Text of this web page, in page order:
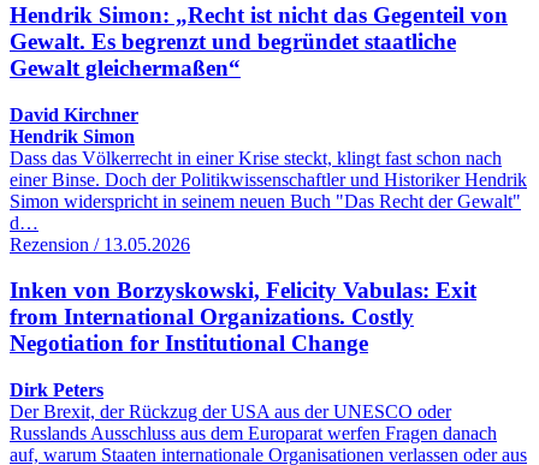
Hendrik Simon: „Recht ist nicht das Gegenteil von
Gewalt. Es begrenzt und begründet staatliche
Gewalt gleichermaßen“
David Kirchner
Hendrik Simon
Dass das Völkerrecht in einer Krise steckt, klingt fast schon nach
einer Binse. Doch der Politikwissenschaftler und Historiker Hendrik
Simon widerspricht in seinem neuen Buch "Das Recht der Gewalt"
d…
Rezension / 13.05.2026
Inken von Borzyskowski, Felicity Vabulas: Exit
from International Organizations. Costly
Negotiation for Institutional Change
Dirk Peters
Der Brexit, der Rückzug der USA aus der UNESCO oder
Russlands Ausschluss aus dem Europarat werfen Fragen danach
auf, warum Staaten internationale Organisationen verlassen oder aus